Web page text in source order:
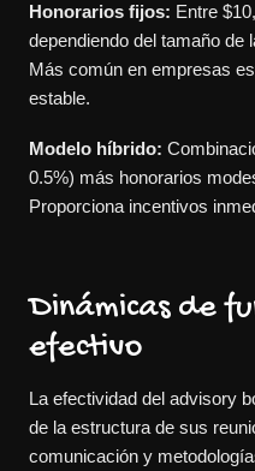
Honorarios fijos: Entre
dependiendo del tamaño de
Más común en empresas
estable.
Modelo híbrido:
0.5%) más honorarios
Proporciona incentivos
Dinámicas de
efectivo
La efectividad del advisory
de la estructura de sus
comunicación y